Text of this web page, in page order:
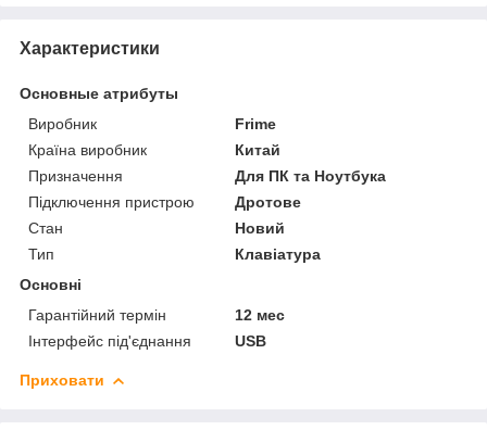
Характеристики
Основные атрибуты
Виробник
Frime
Країна виробник
Китай
Призначення
Для ПК та Ноутбука
Підключення пристрою
Дротове
Стан
Новий
Тип
Клавіатура
Основні
Гарантійний термін
12 мес
Інтерфейс під'єднання
USB
Приховати